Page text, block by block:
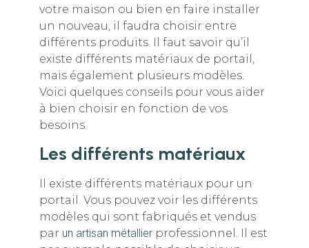
votre maison ou bien en faire installer
un nouveau, il faudra choisir entre
différents produits. Il faut savoir qu’il
existe différents matériaux de portail,
mais également plusieurs modèles.
Voici quelques conseils pour vous aider
à bien choisir en fonction de vos
besoins.
Les différents matériaux
Il existe différents matériaux pour un
portail. Vous pouvez voir les différents
modèles qui sont fabriqués et vendus
par un artisan métallierprofessionnel. Il est